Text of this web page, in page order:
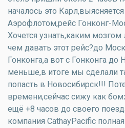
началось это
Аэрофлотом,рейс Гонконг-
Хочется узнать,каким
чем давать этот рейс?до
Гонконга,а вот с Гонконга до
меньше,в итоге мы сделали
попасть в Новосибирск!!!
времени,сейчас сижу как
ещё +8 часов до своего
компания CathayPacific